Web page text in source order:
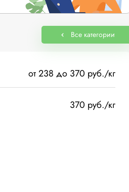
Все категории
от 238 до 370 руб./кг
370 руб./кг